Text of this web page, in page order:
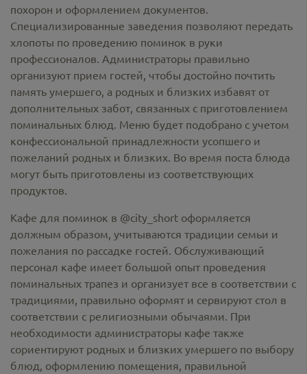
похорон и оформлением документов.
Специализированные заведения позволяют передать
хлопоты по проведению поминок в руки
профессионалов. Администраторы правильно
организуют прием гостей, чтобы достойно почтить
память умершего, а родных и близких избавят от
дополнительных забот, связанных с приготовлением
поминальных блюд. Меню будет подобрано с учетом
конфессиональной принадлежности усопшего и
пожеланий родных и близких. Во время поста блюда
могут быть приготовлены из соответствующих
продуктов.
Кафе для поминок в @city_short оформляется
должным образом, учитываются традиции семьи и
пожелания по рассадке гостей. Обслуживающий
персонал кафе имеет большой опыт проведения
поминальных трапез и организует все в соответствии с
традициями, правильно оформят и сервируют стол в
соответствии с религиозными обычаями. При
необходимости администраторы кафе также
сориентируют родных и близких умершего по выбору
блюд, оформлению помещения, правильной